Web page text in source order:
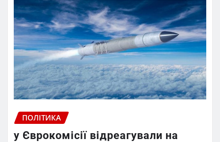
ПОЛІТИКА
у Єврокомісії відреагували на